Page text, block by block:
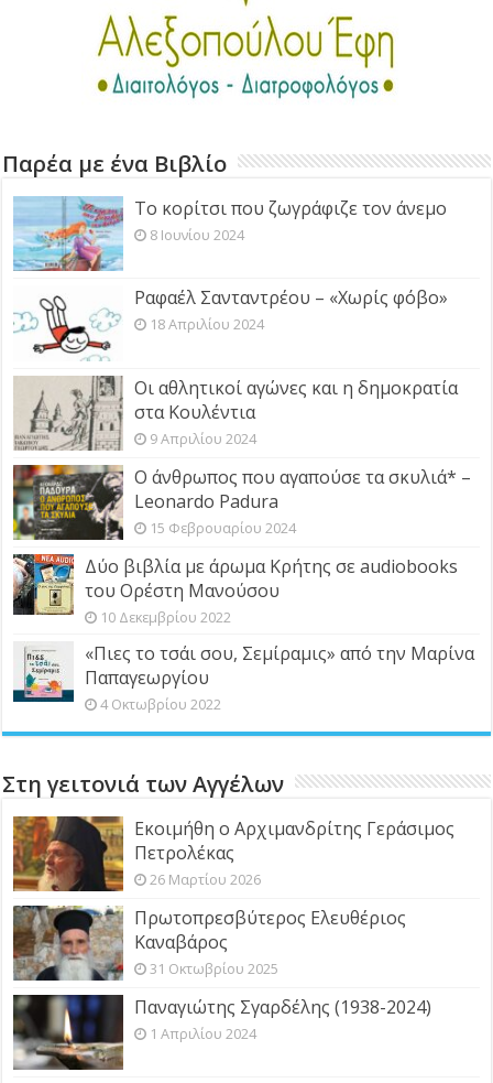
Παρέα με ένα Βιβλίο
Το κορίτσι που ζωγράφιζε τον άνεμο
8 Ιουνίου 2024
Ραφαέλ Σανταντρέου – «Χωρίς φόβο»
18 Απριλίου 2024
Οι αθλητικοί αγώνες και η δημοκρατία
στα Κουλέντια
9 Απριλίου 2024
Ο άνθρωπος που αγαπούσε τα σκυλιά* –
Leonardo Padura
15 Φεβρουαρίου 2024
Δύο βιβλία με άρωμα Κρήτης σε audiobooks
του Ορέστη Μανούσου
10 Δεκεμβρίου 2022
«Πιες το τσάι σου, Σεμίραμις» από την Μαρίνα
Παπαγεωργίου
4 Οκτωβρίου 2022
Στη γειτονιά των Αγγέλων
Εκοιμήθη ο Αρχιμανδρίτης Γεράσιμος
Πετρολέκας
26 Μαρτίου 2026
Πρωτοπρεσβύτερος Ελευθέριος
Καναβάρος
31 Οκτωβρίου 2025
Παναγιώτης Σγαρδέλης (1938-2024)
1 Απριλίου 2024